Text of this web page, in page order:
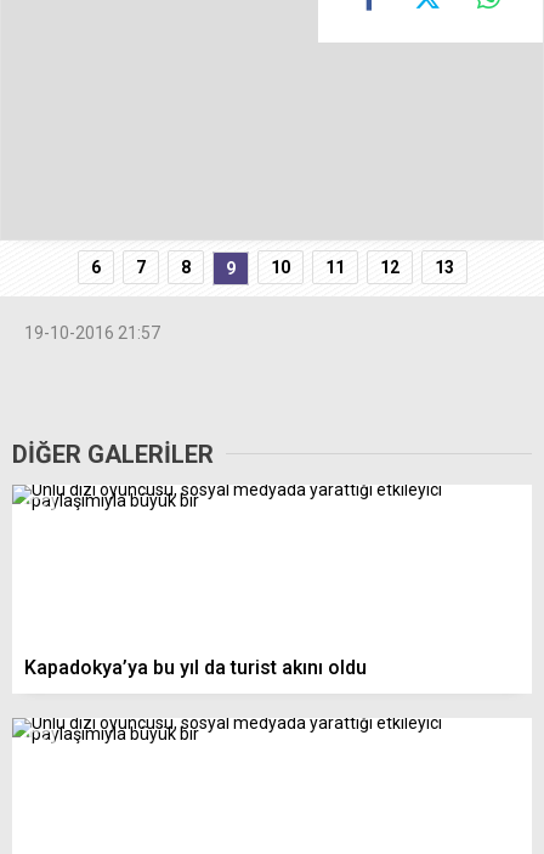
6 7 8 9 10 11 12 13
19-10-2016 21:57
DİĞER GALERİLER
Kapadokya’ya bu yıl da turist akını oldu